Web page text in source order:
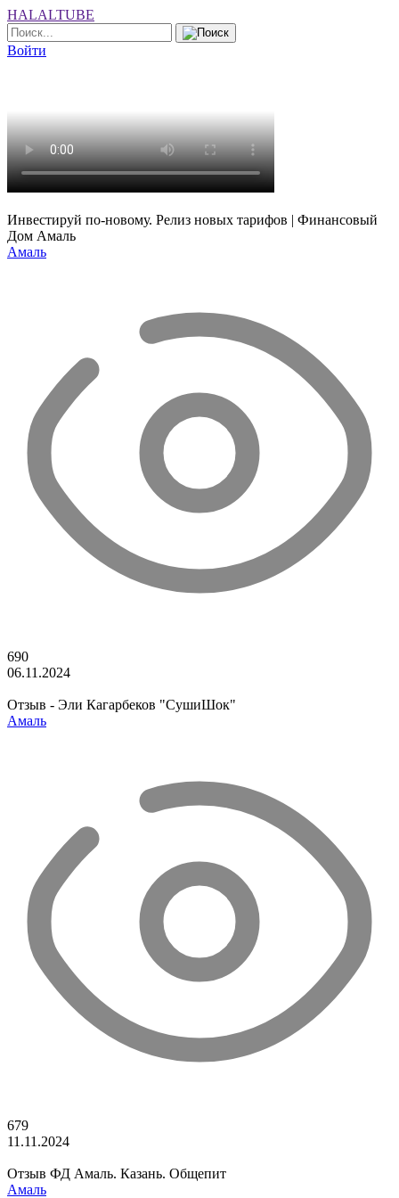
HALALTUBE
Войти
Инвестируй по-новому. Релиз новых тарифов | Финансовый
Дом Амаль
Амаль
690
06.11.2024
Отзыв - Эли Кагарбеков "СушиШок"
Амаль
679
11.11.2024
Отзыв ФД Амаль. Казань. Общепит
Амаль